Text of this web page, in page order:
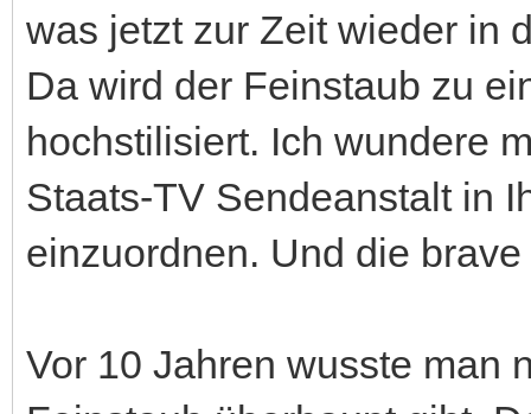
was jetzt zur Zeit wieder in
Da wird der Feinstaub zu
hochstilisiert. Ich wundere
Staats-TV Sendeanstalt in
einzuordnen. Und die
Vor 10 Jahren wusste man